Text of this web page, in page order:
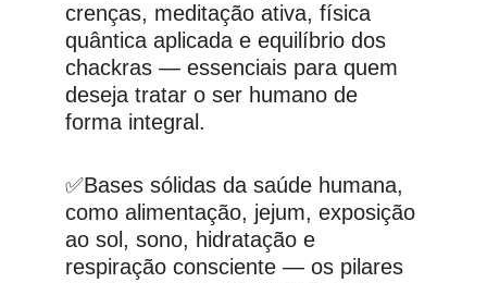
crenças, meditação ativa, física
quântica aplicada e equilíbrio dos
chackras — essenciais para quem
deseja tratar o ser humano de
forma integral.
✅Bases sólidas da saúde humana,
como alimentação, jejum, exposição
ao sol, sono, hidratação e
respiração consciente — os pilares